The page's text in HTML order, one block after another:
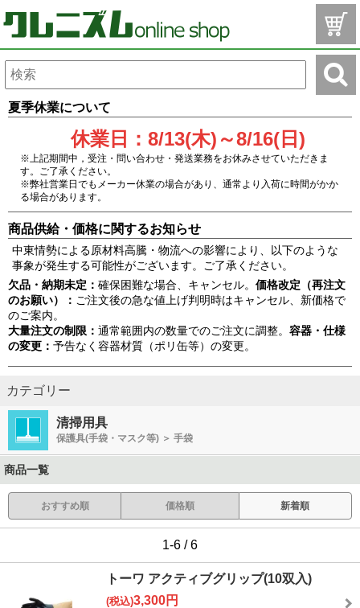
夏季休業について
休業日：8/13(木)～8/16(日)
※上記期間中，受注・問い合わせ・発送業務をお休みさせていただきま
す。ご了承ください。
※弊社営業日でもメーカー休業の場合があり、通常より入荷に時間がかか
る場合があります。
商品供給・価格に関するお知らせ
中東情勢による原材料高騰・物流への影響により、以下のような
事象が発生する可能性がございます。ご了承ください。
欠品・納期未定： 確保困難な場合、キャンセル。 価格改定（再注文
のお願い）： ご注文後の急な値上げ判明時はキャンセル、新価格で
のご案内。
大量注文の制限： 通常範囲内の数量でのご注文に調整。 容器・仕様
の変更： 予告なく容器材質（ポリ缶等）の変更。
カテゴリー
清掃用具
保護具(手袋・マスク等) ＞ 手袋
商品一覧
おすすめ順 価格順 新着順
1-6 / 6
トーワ アクティブグリップ(10双入)
(税込)3,300円